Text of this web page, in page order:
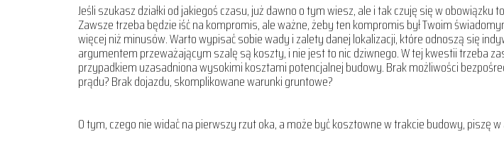
Jeśli szukasz działki od jakiegoś czasu, już dawno o tym wiesz, ale i tak czuję się w obowiązku to
Zawsze trzeba będzie iść na kompromis, ale ważne, żeby ten kompromis był Twoim
więcej niż minusów. Warto wypisać sobie wady i zalety danej lokalizacji, które odnoszą się
argumentem przeważającym szalę są koszty, i nie jest to nic dziwnego. W tej kwestii trzeba
przypadkiem uzasadniona wysokimi kosztami potencjalnej budowy. Brak możliwości
prądu? Brak dojazdu, skomplikowane warunki gruntowe?
O tym, czego nie widać na pierwszy rzut oka, a może być kosztowne w trakcie budowy, piszę